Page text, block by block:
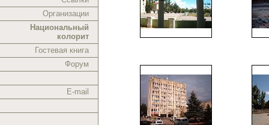
Организации
Национальный
колорит
Гостевая книга
Форум
E-mail